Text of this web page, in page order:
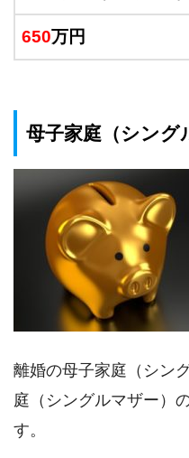
650万円
母子家庭（シング
離婚の母子家庭（シン
庭（シングルマザー）
す。